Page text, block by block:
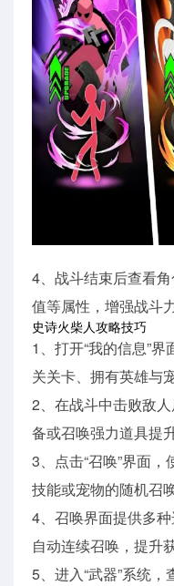
4、战斗结束后查看
值等属性，增强战斗力
史诗火柴人攻略技巧
1、打开“我的信息”
关关卡、拥有英雄与
2、在战斗中击败敌
备或召唤强力道具提
3、点击“召唤”界面，
技能或宠物的随机召唤
4、召唤界面提供多
自动连续召唤，提升
5、进入“武器”系统